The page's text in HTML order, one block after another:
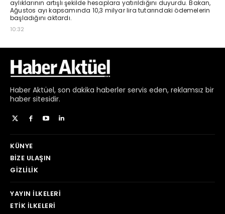
Haber Aktüel, son dakika haberler servis eden, reklamsız bir
haber sitesidir.
KÜNYE
BIZE ULAŞIN
GIZLILIK
YAYIN İLKELERI
ETIK İLKELERI